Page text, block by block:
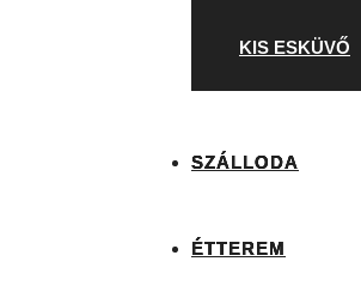
KIS ESKÜVŐ
SZÁLLODA
ÉTTEREM